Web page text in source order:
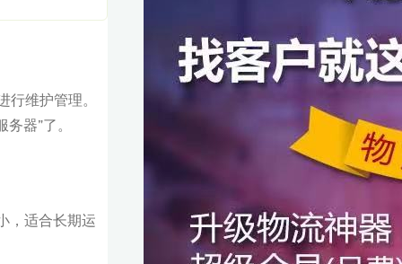
维护管理。
器”了。
，适合长期运